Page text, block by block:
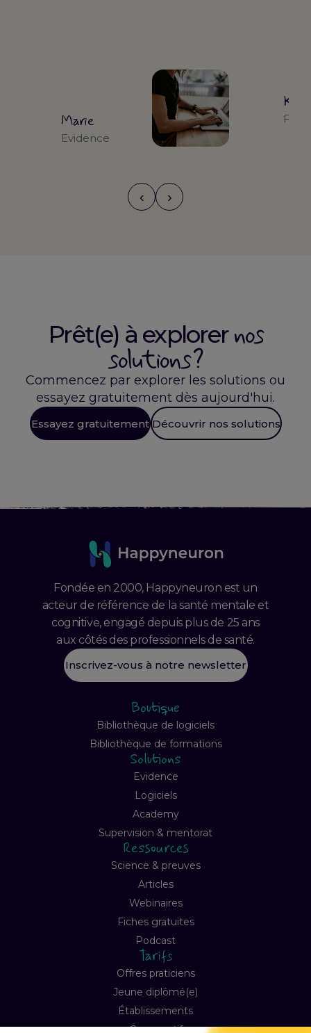
Marie
Evidence
‹ ›
Prêt(e) à explorernos
solutions ?
Commencez par explorer les solutions ou
essayez gratuitement dès aujourd'hui.
Essayez gratuitement Découvrir nos solutions
Fondée en 2000, Happyneuron est un
acteur de référence de la santé mentale et
cognitive, engagé depuis plus de 25 ans
aux côtés des professionnels de santé.
Inscrivez-vous à notre newsletter
Boutique
Bibliothèque de logiciels
Bibliothèque de formations
Solutions
Evidence
Logiciels
Academy
Supervision & mentorat
Ressources
Science & preuves
Articles
Webinaires
Fiches gratuites
Podcast
Tarifs
Offres praticiens
Jeune diplômé(e)
Établissements
Comparatif